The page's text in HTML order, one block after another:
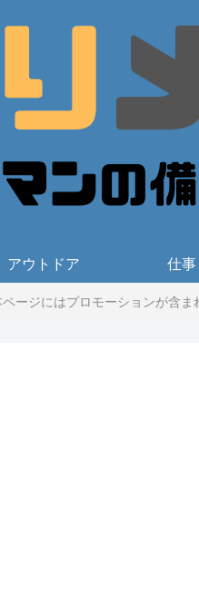
アウトドア 仕
ージにはプロモーションが含ま